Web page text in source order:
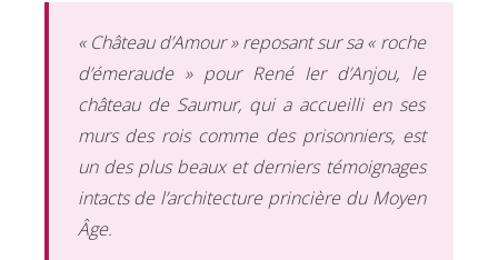
« Château d’Amour » reposant sur sa « roche
d’émeraude » pour René Ier d’Anjou, le
château de Saumur, qui a accueilli en ses
murs des rois comme des prisonniers, est
un des plus beaux et derniers témoignages
intacts de l’architecture princière du Moyen
Âge.